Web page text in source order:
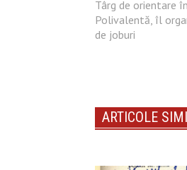
Târg de orientare
Polivalentă, îl
de joburi
ARTICOLE